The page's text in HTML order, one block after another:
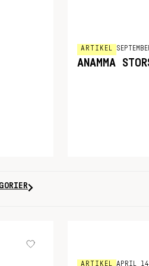
ARTIKEL
ANAMMA
ARTIKEL APRIL